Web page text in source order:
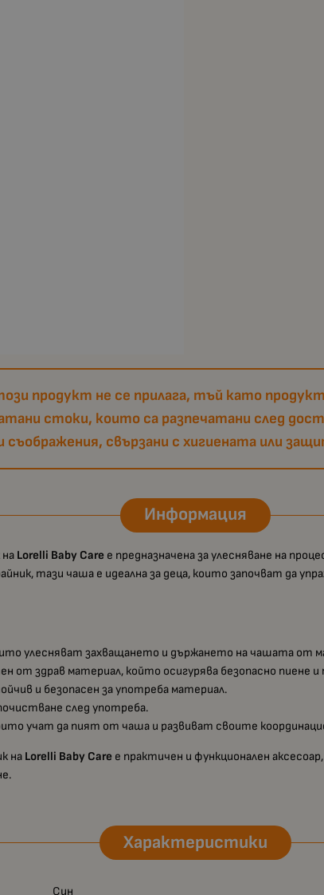
продукт не се прилага, тъй като
стоки, които са разпечатани след
съображения, свързани с хигиената или
Информация
Lorelli Baby Care е предназначена за улесняване на
тази чаша е идеална за деца, които започват да
улесняват захващането и държането на чашата от
от здрав материал, който осигурява безопасно пиене
и безопасен за употреба материал.
след употреба.
учат да пият от чаша и развиват своите
на Lorelli Baby Care е практичен и функционален
Характеристики
Син